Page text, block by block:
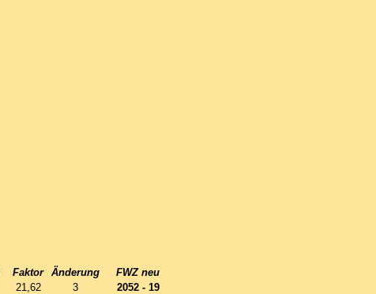
Faktor Änderung
FWZ neu
21,62 3
2052 - 19